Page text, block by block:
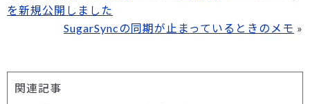
を新規公開しました
SugarSyncの同期が止まっているときのメモ »
関連記事